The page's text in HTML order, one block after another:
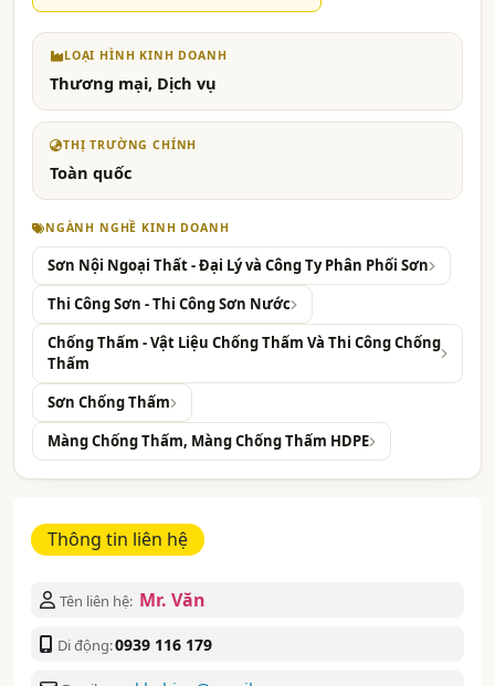
LOẠI HÌNH KINH DOANH
Thương mại, Dịch vụ
THỊ TRƯỜNG CHÍNH
Toàn quốc
NGÀNH NGHỀ KINH DOANH
Sơn Nội Ngoại Thất - Đại Lý và Công Ty Phân Phối Sơn
Thi Công Sơn - Thi Công Sơn Nước
Chống Thấm - Vật Liệu Chống Thấm Và Thi Công Chống
Thấm
Sơn Chống Thấm
Màng Chống Thấm, Màng Chống Thấm HDPE
Thông tin liên hệ
Tên liên hệ: Mr. Văn
Di động:0939 116 179